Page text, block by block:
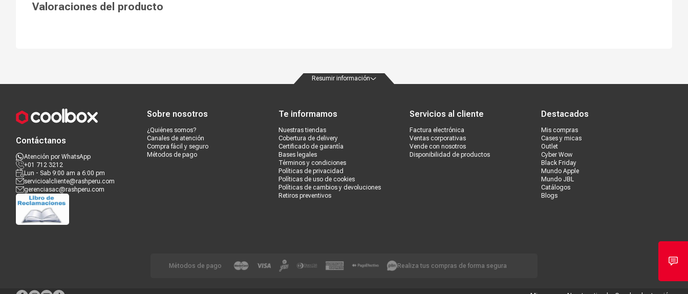
Valoraciones del producto
Resumir información
Contáctanos
Atención por WhatsApp
+01 712 3212
Lun - Sab 9:00 am a 6:00 pm
servicioalcliente@rashperu.com
gerenciasac@rashperu.com
Sobre nosotros
¿Quiénes somos?
Canales de atención
Compra fácil y seguro
Métodos de pago
Te informamos
Nuestras tiendas
Cobertura de delivery
Certificado de garantía
Bases legales
Términos y condiciones
Políticas de privacidad
Políticas de uso de cookies
Políticas de cambios y devoluciones
Retiros preventivos
Servicios al cliente
Factura electrónica
Ventas corporativas
Vende con nosotros
Disponibilidad de productos
Destacados
Mis compras
Cases y micas
Outlet
Cyber Wow
Black Friday
Mundo Apple
Mundo JBL
Catálogos
Blogs
Métodos de pago Realiza tus compras de forma segura